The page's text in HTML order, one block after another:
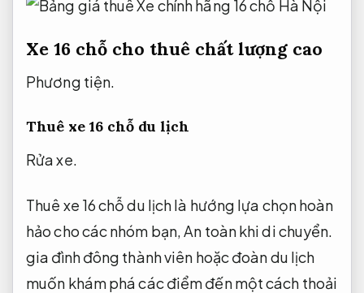
Xe 16 chỗ cho thuê chất lượng cao
Phương tiện.
Thuê xe 16 chỗ du lịch
Rửa xe.
Thuê xe 16 chỗ du lịch là hướng lựa chọn hoàn
hảo cho các nhóm bạn,An toàn khi di chuyển.
gia đình đông thành viên hoặc đoàn du lịch
muốn khám phá các điểm đến một cách thoải